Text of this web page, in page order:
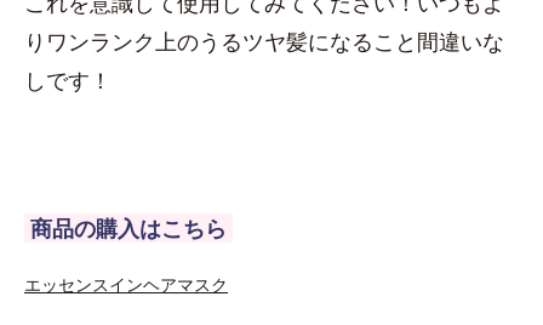
りワンランク上のうるツヤ髪になること間違いな
しです！
商品の購入はこちら
エッセンスインヘアマスク